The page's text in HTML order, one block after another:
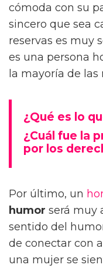
cómoda con su
sincero que sea
reservas es muy
es una persona
la mayoría de
¿Qué es lo
¿Cuál fue la
por los
Por último, un
humor será muy
sentido del
de conectar con
una mujer se